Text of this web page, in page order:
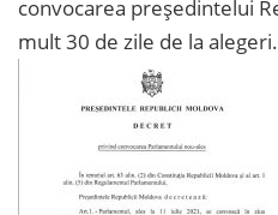
convocarea preşedintelui
mult 30 de zile de la alegeri.